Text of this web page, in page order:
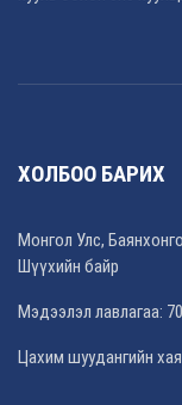
ХОЛБОО БАРИХ
Монгол Улс,
Шүүхийн байр
Мэдээлэл лавлагаа:
Цахим шуудангийн